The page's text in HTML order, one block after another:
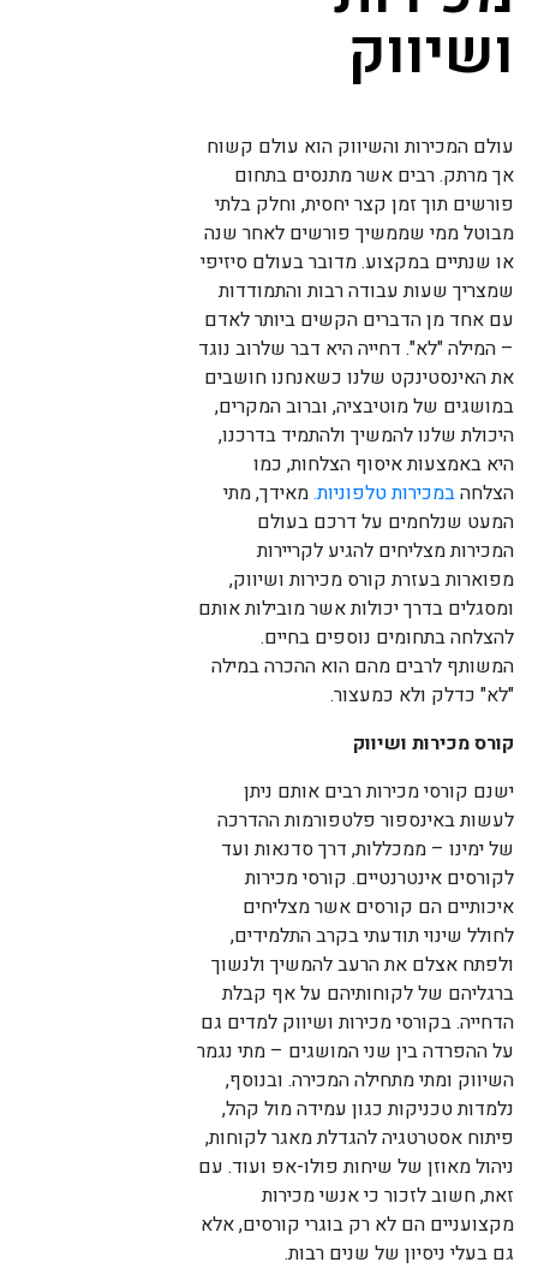
ושיווק
עולם המכירות והשיווק הוא עולם קשוח
אך מרתק. רבים אשר מתנסים בתחום
פורשים תוך זמן קצר יחסית, וחלק בלתי
מבוטל ממי שממשיך פורשים לאחר שנה
או שנתיים במקצוע. מדובר בעולם סיזיפי
שמצריך שעות עבודה רבות והתמודדות
עם אחד מן הדברים הקשים ביותר לאדם
– המילה "לא". דחייה היא דבר שלרוב נוגד
את האינסטינקט שלנו כשאנחנו חושבים
במושגים של מוטיבציה, וברוב המקרים,
היכולת שלנו להמשיך ולהתמיד בדרכנו,
היא באמצעות איסוף הצלחות, כמו
הצלחהבמכירות טלפוניות.מאידך, מתי
המעט שנלחמים על דרכם בעולם
המכירות מצליחים להגיע לקריירות
מפוארות בעזרת קורס מכירות ושיווק,
ומסגלים בדרך יכולות אשר מובילות אותם
להצלחה בתחומים נוספים בחיים.
המשותף לרבים מהם הוא ההכרה במילה
"לא" כדלק ולא כמעצור.
קורס מכירות ושיווק
ישנם קורסי מכירות רבים אותם ניתן
לעשות באינספור פלטפורמות ההדרכה
של ימינו – ממכללות, דרך סדנאות ועד
לקורסים אינטרנטיים. קורסי מכירות
איכותיים הם קורסים אשר מצליחים
לחולל שינוי תודעתי בקרב התלמידים,
ולפתח אצלם את הרעב להמשיך ולנשוך
ברגליהם של לקוחותיהם על אף קבלת
הדחייה. בקורסי מכירות ושיווק למדים גם
על ההפרדה בין שני המושגים – מתי נגמר
השיווק ומתי מתחילה המכירה. ובנוסף,
נלמדות טכניקות כגון עמידה מול קהל,
פיתוח אסטרטגיה להגדלת מאגר לקוחות,
ניהול מאוזן של שיחות פולו-אפ ועוד. עם
זאת, חשוב לזכור כי אנשי מכירות
מקצועניים הם לא רק בוגרי קורסים, אלא
גם בעלי ניסיון של שנים רבות.
לורם איפסום דולור סיט אמט, קונסקטורר
אדיפיסינג אלית לפרומי בלוף קינץ תתיח לרעח. לת